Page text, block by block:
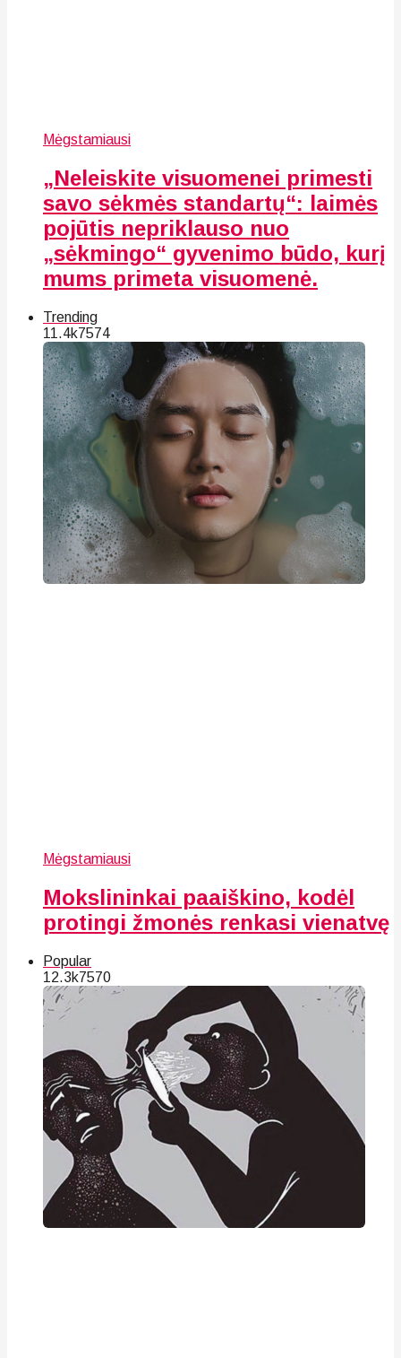
Mėgstamiausi
„Neleiskite visuomenei primesti
savo sėkmės standartų“: laimės
pojūtis nepriklauso nuo
„sėkmingo“ gyvenimo būdo, kurį
mums primeta visuomenė.
Trending
11.4k7574
Mėgstamiausi
Mokslininkai paaiškino, kodėl
protingi žmonės renkasi vienatvę
Popular
12.3k7570